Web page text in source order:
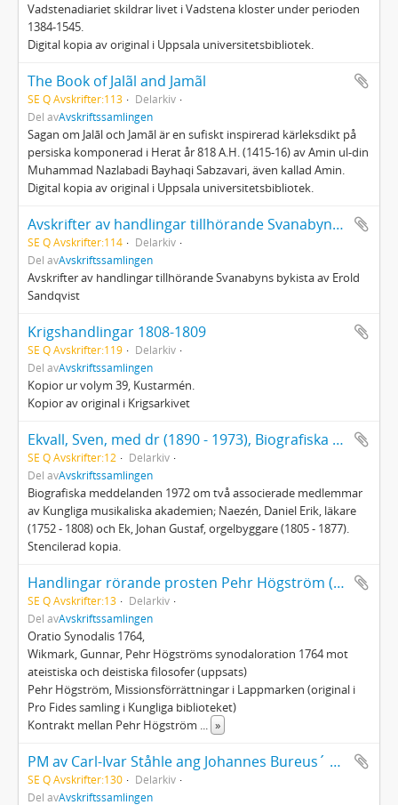
Vadstenadiariet skildrar livet i Vadstena kloster under perioden
1384-1545.
Digital kopia av original i Uppsala universitetsbibliotek.
The Book of Jalãl and Jamãl
SE Q Avskrifter:113
Delarkiv
Del avAvskriftssamlingen
Sagan om Jalāl och Jamāl är en sufiskt inspirerad kärleksdikt på
persiska komponerad i Herat år 818 A.H. (1415-16) av Amin ul-din
Muhammad Nazlabadi Bayhaqi Sabzavari, även kallad Amin.
Digital kopia av original i Uppsala universitetsbibliotek.
Avskrifter av handlingar tillhörande Svanabyns byakista
SE Q Avskrifter:114
Delarkiv
Del avAvskriftssamlingen
Avskrifter av handlingar tillhörande Svanabyns bykista av Erold
Sandqvist
Krigshandlingar 1808-1809
SE Q Avskrifter:119
Delarkiv
Del avAvskriftssamlingen
Kopior ur volym 39, Kustarmén.
Kopior av original i Krigsarkivet
Ekvall, Sven, med dr (1890 - 1973), Biografiska meddelanden 1972 om två associerade medlemmar av Kungliga musikaliska akademien
SE Q Avskrifter:12
Delarkiv
Del avAvskriftssamlingen
Biografiska meddelanden 1972 om två associerade medlemmar
av Kungliga musikaliska akademien; Naezén, Daniel Erik, läkare
(1752 - 1808) och Ek, Johan Gustaf, orgelbyggare (1805 - 1877).
Stencilerad kopia.
Handlingar rörande prosten Pehr Högström (1714 - 1784)
SE Q Avskrifter:13
Delarkiv
Del avAvskriftssamlingen
Oratio Synodalis 1764,
Wikmark, Gunnar, Pehr Högströms synodaloration 1764 mot
ateistiska och deistiska filosofer (uppsats)
Pehr Högström, Missionsförrättningar i Lappmarken (original i
Pro Fides samling i Kungliga biblioteket)
Kontrakt mellan Pehr Högström ... »
PM av Carl-Ivar Ståhle ang Johannes Bureus´ handskrifter i samlingen Fa på Kungliga biblioteket i Stockholm
SE Q Avskrifter:130
Delarkiv
Del avAvskriftssamlingen